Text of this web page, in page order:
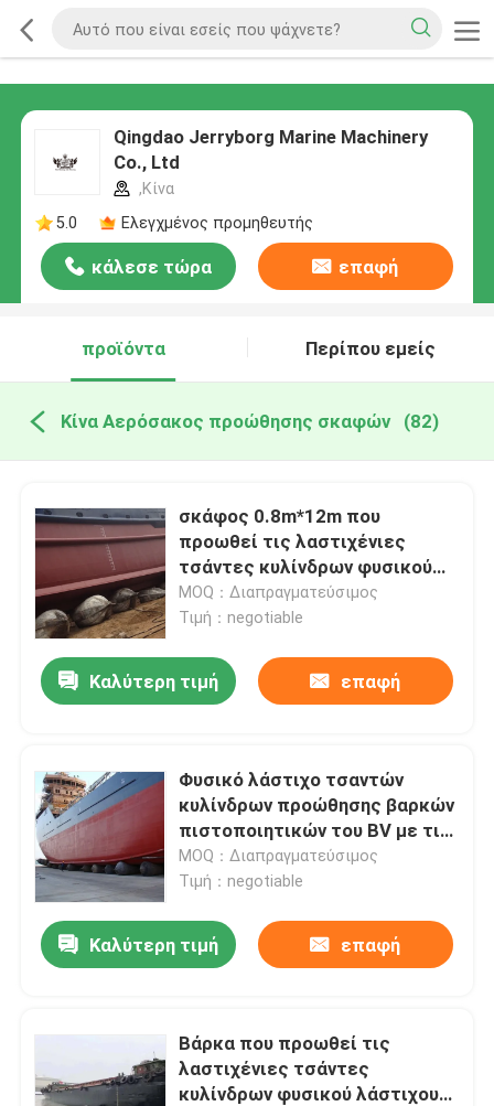
Qingdao Jerryborg Marine Machinery
Co., Ltd
,Κίνα
5.0
Ελεγχμένος προμηθευτής
κάλεσε τώρα επαφή
προϊόντα Περίπου εμείς
Κίνα Αερόσακος προώθησης σκαφών (82)
σκάφος 0.8m*12m που
προωθεί τις λαστιχένιες
τσάντες κυλίνδρων φυσικού
λάστιχου αερόσακων με το
πιστοποιητικό CCS
MOQ：Διαπραγματεύσιμος
Τιμή：negotiable
Καλύτερη τιμή επαφή
Φυσικό λάστιχο τσαντών
κυλίνδρων προώθησης βαρκών
πιστοποιητικών του BV με τις
συναρμολογήσεις τελών
MOQ：Διαπραγματεύσιμος
Τιμή：negotiable
Καλύτερη τιμή επαφή
Βάρκα που προωθεί τις
λαστιχένιες τσάντες
κυλίνδρων φυσικού λάστιχου